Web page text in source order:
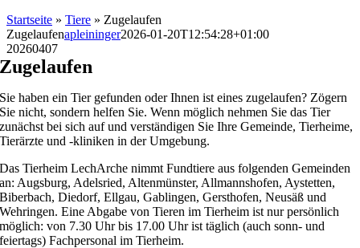
Startseite » Tiere » Zugelaufen
Zugelaufenapleininger2026-01-20T12:54:28+01:00
20260407
Zugelaufen
Sie haben ein Tier gefunden oder Ihnen ist eines zugelaufen? Zögern
Sie nicht, sondern helfen Sie. Wenn möglich nehmen Sie das Tier
zunächst bei sich auf und verständigen Sie Ihre Gemeinde, Tierheime,
Tierärzte und -kliniken in der Umgebung.
Das Tierheim LechArche nimmt Fundtiere aus folgenden Gemeinden
an: Augsburg, Adelsried, Altenmünster, Allmannshofen, Aystetten,
Biberbach, Diedorf, Ellgau, Gablingen, Gersthofen, Neusäß und
Wehringen. Eine Abgabe von Tieren im Tierheim ist nur persönlich
möglich: von 7.30 Uhr bis 17.00 Uhr ist täglich (auch sonn- und
feiertags) Fachpersonal im Tierheim.